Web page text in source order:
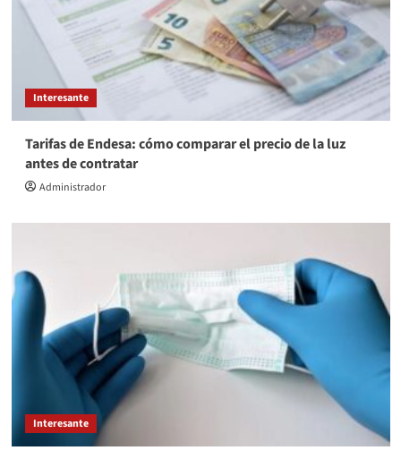
Interesante
Tarifas de Endesa: cómo comparar el precio de la luz
antes de contratar
Administrador
Interesante